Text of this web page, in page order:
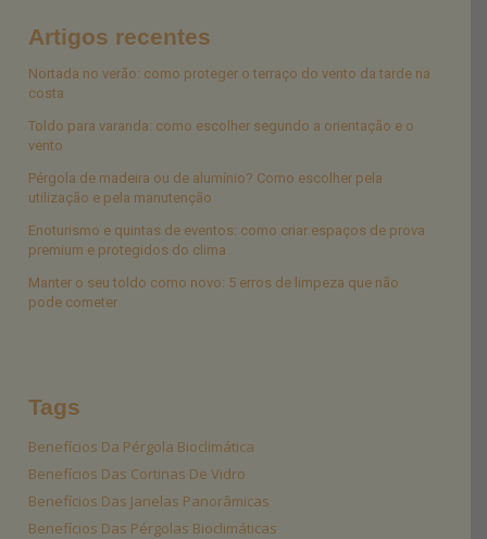
Artigos recentes
Nortada no verão: como proteger o terraço do vento da tarde na
costa
Toldo para varanda: como escolher segundo a orientação e o
vento
Pérgola de madeira ou de alumínio? Como escolher pela
utilização e pela manutenção
Enoturismo e quintas de eventos: como criar espaços de prova
premium e protegidos do clima
Manter o seu toldo como novo: 5 erros de limpeza que não
pode cometer
Tags
Benefícios Da Pérgola Bioclimática
Benefícios Das Cortinas De Vidro
Benefícios Das Janelas Panorâmicas
Benefícios Das Pérgolas Bioclimáticas